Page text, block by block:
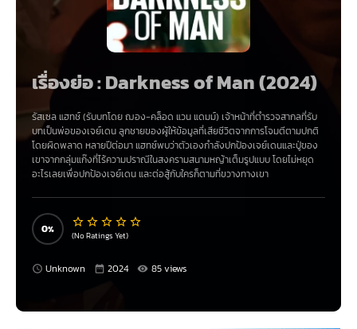
เรื่องย่อ : Darkness of Man (2024)
รัสเซล แฮทช์ (รับบทโดย ฌอง-คล็อด แวน แดมม์) เจ้าหน้าที่ตำรวจสากลที่รับ
บทเป็นพ่อของเจย์เดน ลูกชายของผู้ให้ข้อมูลที่เสียชีวิตจากการโจมตีตามปกติ
โดยผิดพลาด หลายปีต่อมา แฮทช์พบว่าตัวเองกำลังปกป้องเจย์เดนและปู่ของ
เขาจากกลุ่มแก๊งที่ไร้ความปราณีในสงครามสนามหญ้าเต็มรูปแบบ โดยไม่หยุด
อะไรเลยเพื่อปกป้องเจย์เดน และต่อสู้กับใครก็ตามที่ขวางทางเขา
0 (No Ratings Yet)
Unknown 2024 85 views